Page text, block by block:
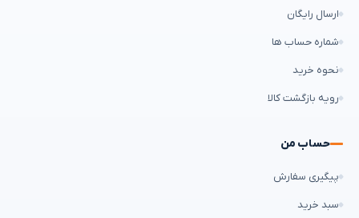
ارسال رایگان
شماره حساب ها
نحوه خرید
رویه بازگشت کالا
حساب من
پیگیری سفارش
سبد خرید